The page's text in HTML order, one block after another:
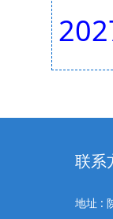
联系
地址 :